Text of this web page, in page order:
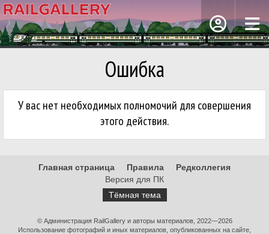
Ошибка
У вас нет необходимых полномочий для совершения
этого действия.
Главная страница Правила
Редколлегия
Версия для ПК
Тёмная тема
© Администрация RailGallery и авторы материалов, 2022—2026
Использование фотографий и иных материалов, опубликованных на сайте,